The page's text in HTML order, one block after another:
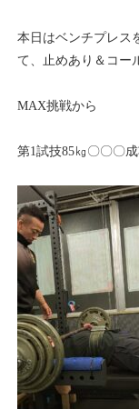
本日はベンチプレス
て、止めあり＆コー
MAX挑戦から
第1試技85㎏〇〇〇